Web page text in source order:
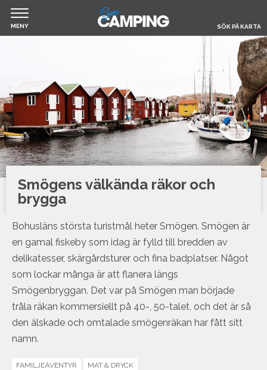
MENY
Filmer & Reportage
Husbil & Husvagn
Om Gone Camping
Boka camping
SÖK PÅ KARTA
Smögens välkända räkor och
brygga
Bohusläns största turistmål heter Smögen. Smögen är
en gamal fiskeby som idag är fylld till bredden av
delikatesser, skärgårdsturer och fina badplatser. Något
som lockar många är att flanera längs
Smögenbryggan. Det var på Smögen man började
tråla räkan kommersiellt på 40-, 50-talet, och det är så
den älskade och omtalade smögenräkan har fått sitt
namn.
FAMILJEÄVENTYR MAT & DRYCK